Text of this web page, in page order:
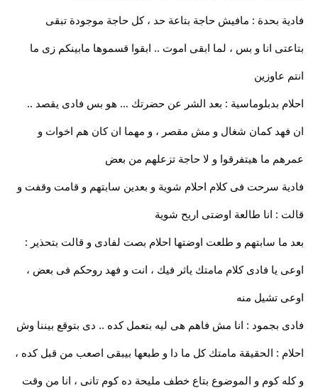
فادية بحدة : مافيش حاجة بتاعة حد ، كل حاجة موجودة تبقى
بتاعتى انا و بس ، لما ابقى اموت .. ابقوا قسموها مابينكم زى ما
انتم عاوزين
احلام بدبلوماسية : بعد الشر عن حضرتك … هو بس فادى يقصد ..
ان فهد كمان شغال و مش مقصر ، و مهما ان كان هم اخوات و
عمرهم ما هيتفرقوا و لا حاجة تزعلهم من بعض
فادية سرحت فى كلام احلام شوية و بعدين سابتهم و قامت وقفت و
قالت : انا طالعة اوضتى اريح شوية
بعد ما سابتهم و طلعت اوضتها احلام بصت لفادى و قالت بتحذير :
اوعى يا فادى كلام مامتك ياثر فيك ، انت و فهد روحكم فى بعض ،
اوعى تشيل منه
فادى بجمود : انا مش فاهم هى ليه بتعمل كده .. دى بتوقع بيننا وش
احلام : الحقيقة مامتك كل ما دا و طبعها بيبقى اصعب من قبل كده ،
و كله كوم و الموضوع بتاع خطف مليحة ده كوم تانى ، انا من وقت